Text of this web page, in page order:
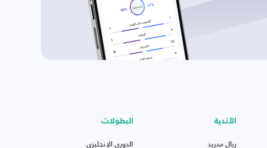
الأندية
ريال مدريد
البطولات
الدوري الإنجليزي